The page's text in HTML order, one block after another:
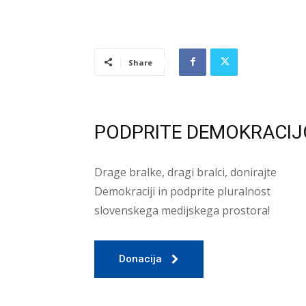
Share
PODPRITE
Drage bralke, dragi bralci, donirajte
Demokraciji in podprite pluralnost
slovenskega medijskega prostora!
Donacija